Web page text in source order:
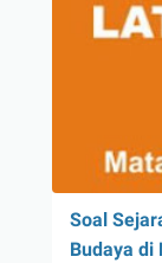
Soal
Budaya di